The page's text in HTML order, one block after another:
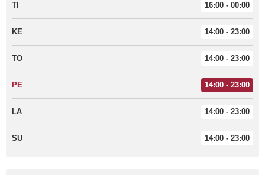
TI 16:00 - 00:00
KE 14:00 - 23:00
TO 14:00 - 23:00
PE 14:00 - 23:00
LA 14:00 - 23:00
SU 14:00 - 23:00